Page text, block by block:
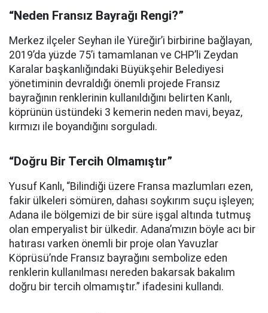
“Neden Fransız Bayrağı Rengi?”
Merkez ilçeler Seyhan ile Yüreğir’i birbirine bağlayan,
2019’da yüzde 75’i tamamlanan ve CHP’li Zeydan
Karalar başkanlığındaki Büyükşehir Belediyesi
yönetiminin devraldığı önemli projede Fransız
bayrağının renklerinin kullanıldığını belirten Kanlı,
köprünün üstündeki 3 kemerin neden mavi, beyaz,
kırmızı ile boyandığını sorguladı.
“Doğru Bir Tercih Olmamıştır”
Yusuf Kanlı, “Bilindiği üzere Fransa mazlumları ezen,
fakir ülkeleri sömüren, dahası soykırım suçu işleyen;
Adana ile bölgemizi de bir süre işgal altında tutmuş
olan emperyalist bir ülkedir. Adana’mızın böyle acı bir
hatırası varken önemli bir proje olan Yavuzlar
Köprüsü’nde Fransız bayrağını sembolize eden
renklerin kullanılması nereden bakarsak bakalım
doğru bir tercih olmamıştır.” ifadesini kullandı.